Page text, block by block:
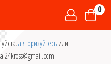
0
авторизуйтесьили
24kross@gmail.com